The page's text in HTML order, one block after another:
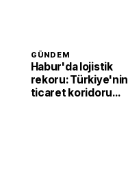
GÜNDEM
Habur'da lojistik
rekoru: Türkiye'nin
ticaret koridoru